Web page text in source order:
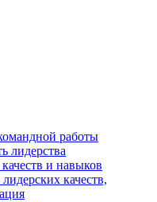
работы
лидерства
и навыков
качеств,